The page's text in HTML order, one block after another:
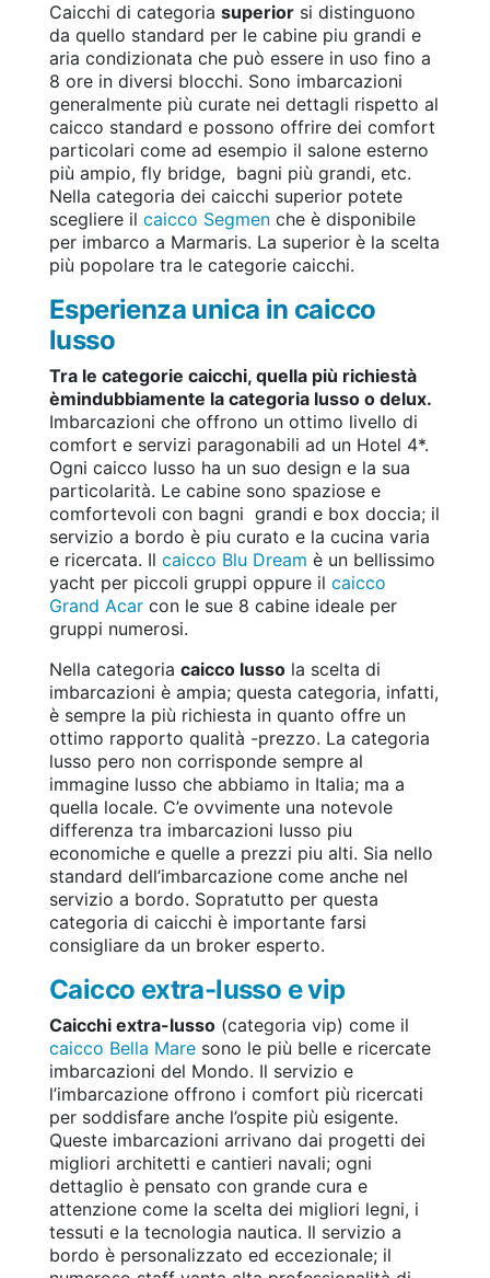
Caicchi di categoria superior si distinguono
da quello standard per le cabine piu grandi e
aria condizionata che può essere in uso fino a
8 ore in diversi blocchi. Sono imbarcazioni
generalmente più curate nei dettagli rispetto al
caicco standard e possono offrire dei comfort
particolari come ad esempio il salone esterno
più ampio, fly bridge, bagni più grandi, etc.
Nella categoria dei caicchi superior potete
scegliere il caicco Segmen che è disponibile
per imbarco a Marmaris. La superior è la scelta
più popolare tra le categorie caicchi.
Esperienza unica in caicco
lusso
Tra le categorie caicchi, quella più richiestà
èmindubbiamente la categoria lusso o delux.
Imbarcazioni che offrono un ottimo livello di
comfort e servizi paragonabili ad un Hotel 4*.
Ogni caicco lusso ha un suo design e la sua
particolarità. Le cabine sono spaziose e
comfortevoli con bagni grandi e box doccia; il
servizio a bordo è piu curato e la cucina varia
e ricercata. Il caicco Blu Dream è un bellissimo
yacht per piccoli gruppi oppure il caicco
Grand Acar con le sue 8 cabine ideale per
gruppi numerosi.
Nella categoria caicco lusso la scelta di
imbarcazioni è ampia; questa categoria, infatti,
è sempre la più richiesta in quanto offre un
ottimo rapporto qualità -prezzo. La categoria
lusso pero non corrisponde sempre al
immagine lusso che abbiamo in Italia; ma a
quella locale. C’e ovvimente una notevole
differenza tra imbarcazioni lusso piu
economiche e quelle a prezzi piu alti. Sia nello
standard dell’imbarcazione come anche nel
servizio a bordo. Sopratutto per questa
categoria di caicchi è importante farsi
consigliare da un broker esperto.
Caicco extra-lusso e vip
Caicchi extra-lusso (categoria vip) come il
caicco Bella Mare sono le più belle e ricercate
imbarcazioni del Mondo. Il servizio e
l’imbarcazione offrono i comfort più ricercati
per soddisfare anche l’ospite più esigente.
Queste imbarcazioni arrivano dai progetti dei
migliori architetti e cantieri navali; ogni
dettaglio è pensato con grande cura e
attenzione come la scelta dei migliori legni, i
tessuti e la tecnologia nautica. Il servizio a
bordo è personalizzato ed eccezionale; il